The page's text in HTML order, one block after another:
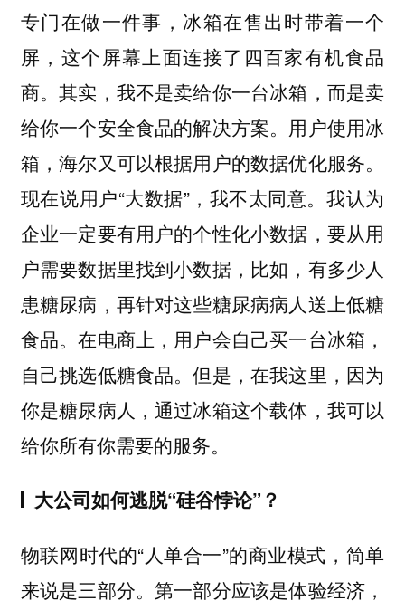
专门在做一件事，冰箱在售出时带着一个
屏，这个屏幕上面连接了四百家有机食品
商。其实，我不是卖给你一台冰箱，而是卖
给你一个安全食品的解决方案。用户使用冰
箱，海尔又可以根据用户的数据优化服务。
现在说用户“大数据”，我不太同意。我认为
企业一定要有用户的个性化小数据，要从用
户需要数据里找到小数据，比如，有多少人
患糖尿病，再针对这些糖尿病病人送上低糖
食品。在电商上，用户会自己买一台冰箱，
自己挑选低糖食品。但是，在我这里，因为
你是糖尿病人，通过冰箱这个载体，我可以
给你所有你需要的服务。
大公司如何逃脱“硅谷悖论”？
物联网时代的“人单合一”的商业模式，简单
来说是三部分。第一部分应该是体验经济，